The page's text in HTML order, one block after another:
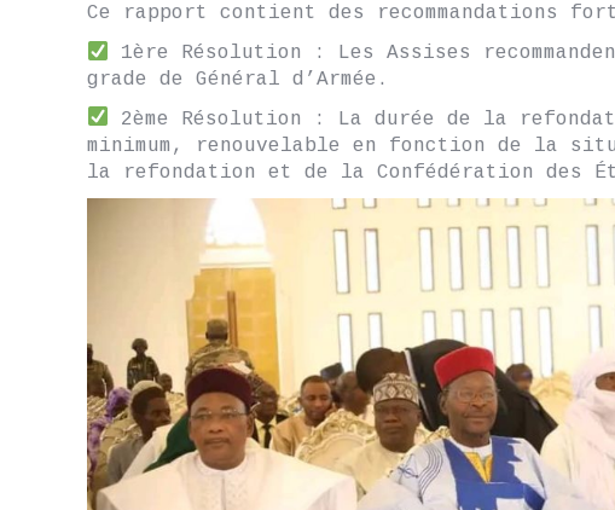
Ce rapport contient des recommandations
1ère Résolution : Les Assises
grade de Général d’Armée.
2ème Résolution : La durée de la
minimum, renouvelable en fonction de la
la refondation et de la Confédération des